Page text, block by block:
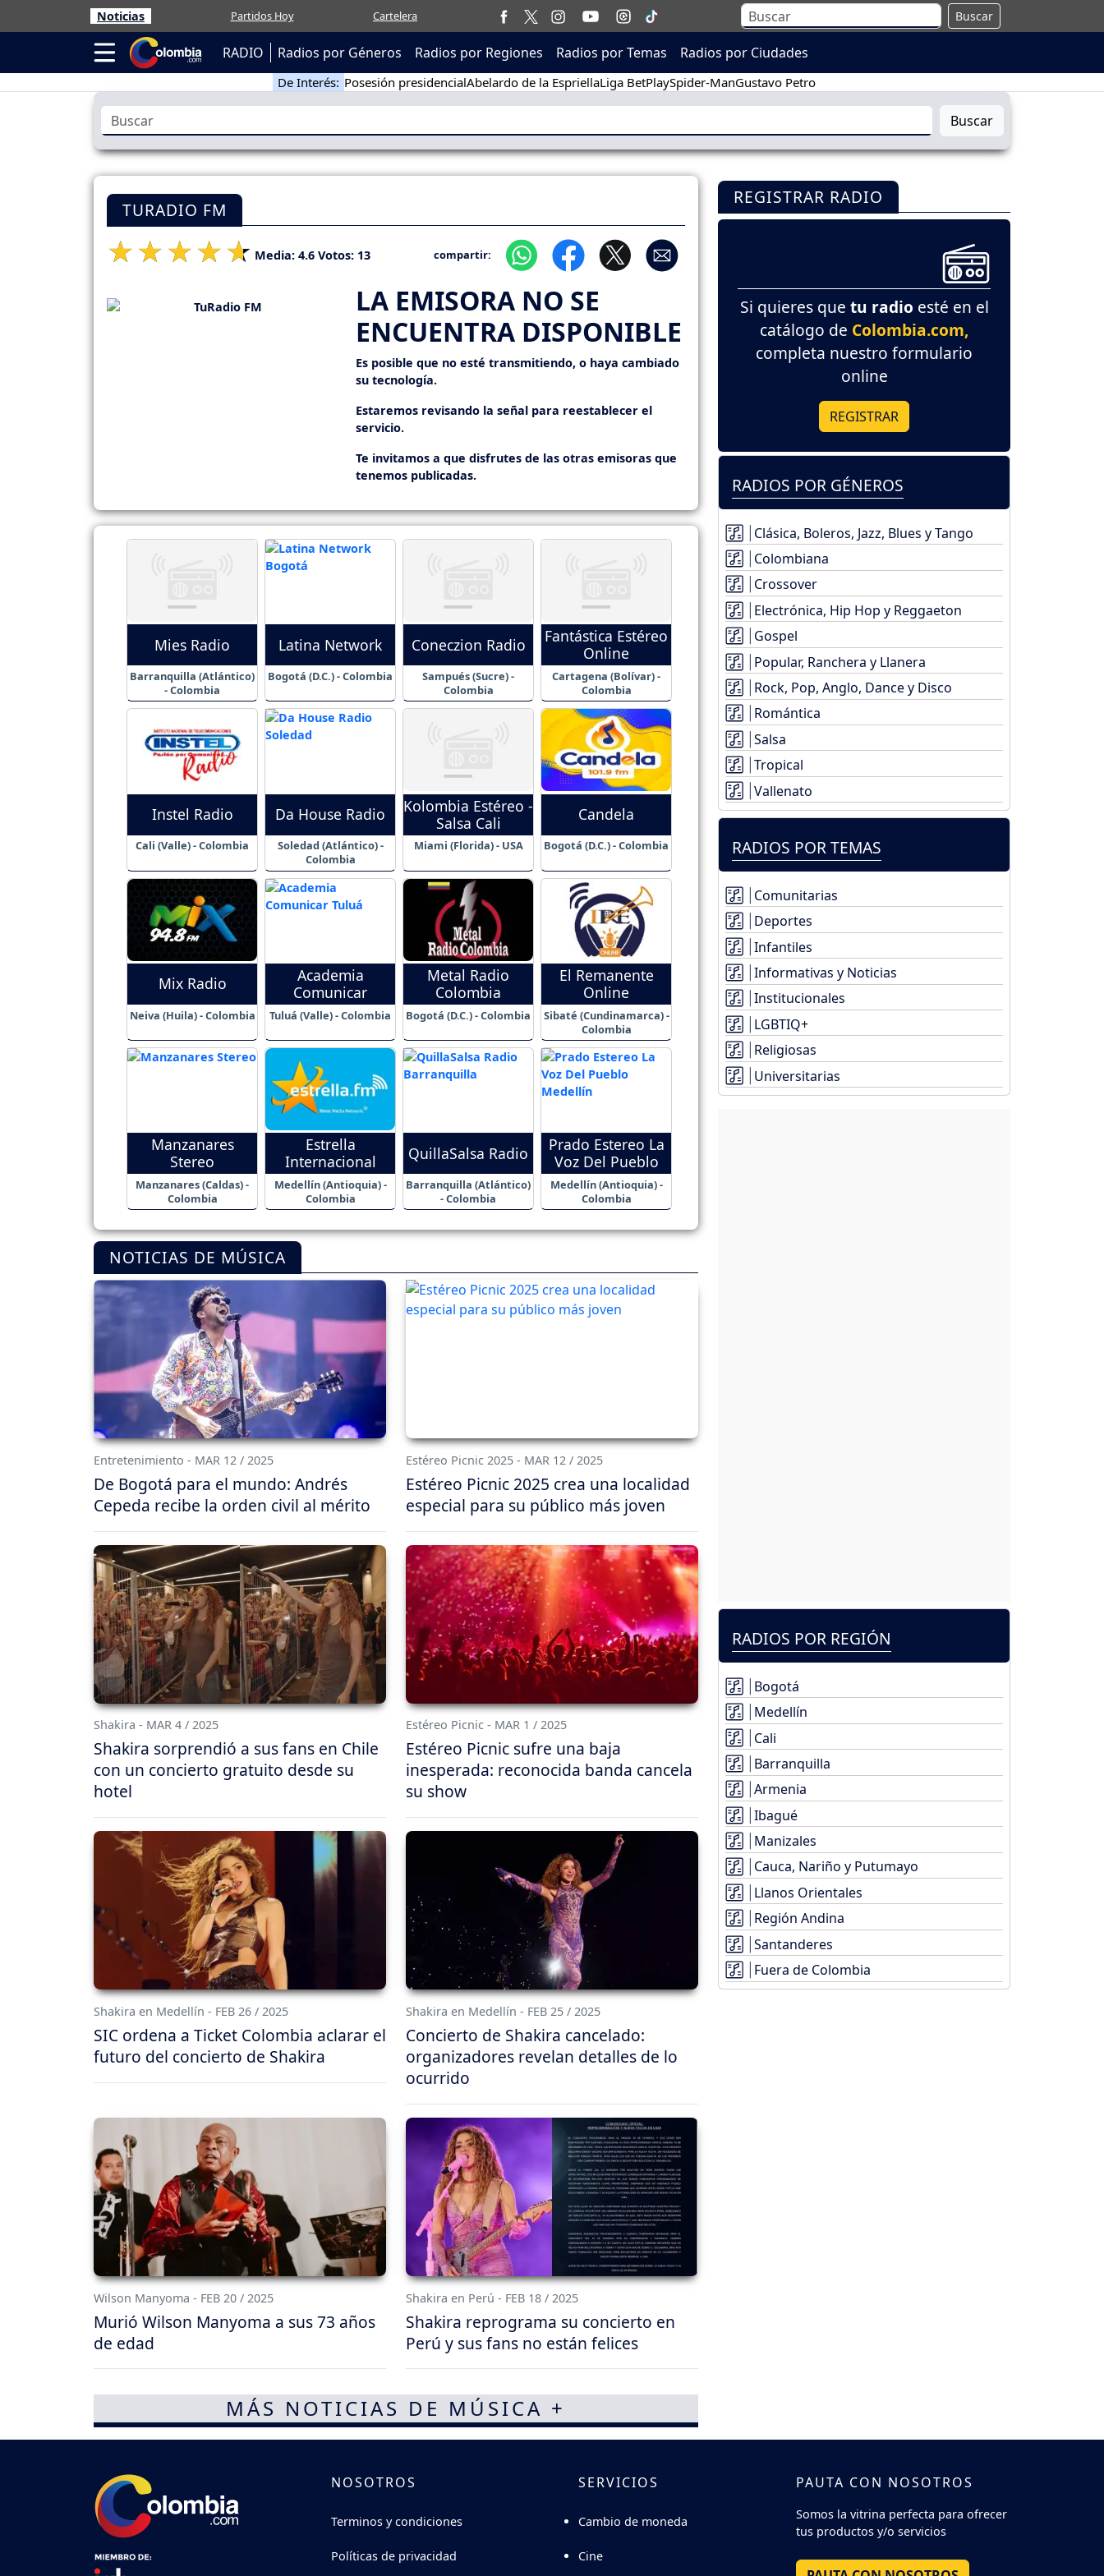
Noticias Partidos Hoy Cartelera Buscar
RADIO Radios por Géneros Radios por Regiones Radios por Temas Radios por Ciudades
De Interés: Posesión presidencialAbelardo de la EspriellaLiga BetPlaySpider-ManGustavo Petro
Buscar
TURADIO FM
Media: 4.6 Votos: 13 compartir:
LA EMISORA NO SE
ENCUENTRA DISPONIBLE
Es posible que no esté transmitiendo, o haya cambiado
su tecnología.
Estaremos revisando la señal para reestablecer el
servicio.
Te invitamos a que disfrutes de las otras emisoras que
tenemos publicadas.
Mies Radio
Barranquilla (Atlántico)
- Colombia
Latina Network
Bogotá (D.C.) - Colombia
Coneczion Radio
Sampués (Sucre) -
Colombia
Fantástica Estéreo
Online
Cartagena (Bolívar) -
Colombia
Instel Radio
Cali (Valle) - Colombia
Da House Radio
Soledad (Atlántico) -
Colombia
Kolombia Estéreo -
Salsa Cali
Miami (Florida) - USA
Candela
Bogotá (D.C.) - Colombia
Mix Radio
Neiva (Huila) - Colombia
Academia
Comunicar
Tuluá (Valle) - Colombia
Metal Radio
Colombia
Bogotá (D.C.) - Colombia
El Remanente
Online
Sibaté (Cundinamarca) -
Colombia
Manzanares
Stereo
Manzanares (Caldas) -
Colombia
Estrella
Internacional
Medellín (Antioquia) -
Colombia
QuillaSalsa Radio
Barranquilla (Atlántico)
- Colombia
Prado Estereo La
Voz Del Pueblo
Medellín (Antioquia) -
Colombia
NOTICIAS DE MÚSICA
Entretenimiento - MAR 12 / 2025
De Bogotá para el mundo: Andrés
Cepeda recibe la orden civil al mérito
Estéreo Picnic 2025 - MAR 12 / 2025
Estéreo Picnic 2025 crea una localidad
especial para su público más joven
Shakira - MAR 4 / 2025
Shakira sorprendió a sus fans en Chile
con un concierto gratuito desde su
hotel
Estéreo Picnic - MAR 1 / 2025
Estéreo Picnic sufre una baja
inesperada: reconocida banda cancela
su show
Shakira en Medellín - FEB 26 / 2025
SIC ordena a Ticket Colombia aclarar el
futuro del concierto de Shakira
Shakira en Medellín - FEB 25 / 2025
Concierto de Shakira cancelado:
organizadores revelan detalles de lo
ocurrido
Wilson Manyoma - FEB 20 / 2025
Murió Wilson Manyoma a sus 73 años
de edad
Shakira en Perú - FEB 18 / 2025
Shakira reprograma su concierto en
Perú y sus fans no están felices
MÁS NOTICIAS DE MÚSICA +
REGISTRAR RADIO
Si quieres que tu radio esté en el
catálogo de Colombia.com,
completa nuestro formulario
online
REGISTRAR
RADIOS POR GÉNEROS
Clásica, Boleros, Jazz, Blues y Tango
Colombiana
Crossover
Electrónica, Hip Hop y Reggaeton
Gospel
Popular, Ranchera y Llanera
Rock, Pop, Anglo, Dance y Disco
Romántica
Salsa
Tropical
Vallenato
RADIOS POR TEMAS
Comunitarias
Deportes
Infantiles
Informativas y Noticias
Institucionales
LGBTIQ+
Religiosas
Universitarias
RADIOS POR REGIÓN
Bogotá
Medellín
Cali
Barranquilla
Armenia
Ibagué
Manizales
Cauca, Nariño y Putumayo
Llanos Orientales
Región Andina
Santanderes
Fuera de Colombia
NOSOTROS
Terminos y condiciones
Políticas de privacidad
SERVICIOS
Cambio de moneda
Cine
PAUTA CON NOSOTROS
Somos la vitrina perfecta para ofrecer
tus productos y/o servicios